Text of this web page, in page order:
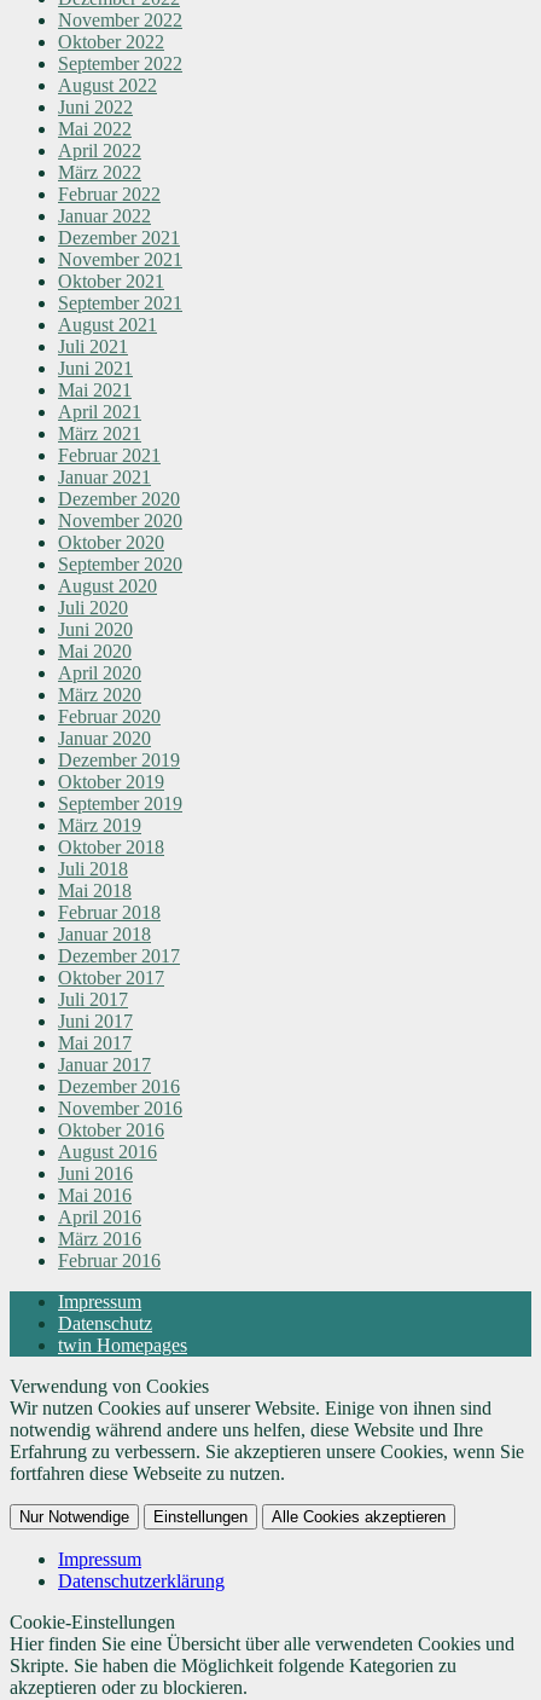
November 2022
Oktober 2022
September 2022
August 2022
Juni 2022
Mai 2022
April 2022
März 2022
Februar 2022
Januar 2022
Dezember 2021
November 2021
Oktober 2021
September 2021
August 2021
Juli 2021
Juni 2021
Mai 2021
April 2021
März 2021
Februar 2021
Januar 2021
Dezember 2020
November 2020
Oktober 2020
September 2020
August 2020
Juli 2020
Juni 2020
Mai 2020
April 2020
März 2020
Februar 2020
Januar 2020
Dezember 2019
Oktober 2019
September 2019
März 2019
Oktober 2018
Juli 2018
Mai 2018
Februar 2018
Januar 2018
Dezember 2017
Oktober 2017
Juli 2017
Juni 2017
Mai 2017
Januar 2017
Dezember 2016
November 2016
Oktober 2016
August 2016
Juni 2016
Mai 2016
April 2016
März 2016
Februar 2016
Impressum
Datenschutz
twin Homepages
Verwendung von Cookies
Wir nutzen Cookies auf unserer Website. Einige von ihnen sind
notwendig während andere uns helfen, diese Website und Ihre
Erfahrung zu verbessern. Sie akzeptieren unsere Cookies, wenn Sie
fortfahren diese Webseite zu nutzen.
Nur Notwendige Einstellungen Alle Cookies akzeptieren
Impressum
Datenschutzerklärung
Cookie-Einstellungen
Hier finden Sie eine Übersicht über alle verwendeten Cookies und
Skripte. Sie haben die Möglichkeit folgende Kategorien zu
akzeptieren oder zu blockieren.